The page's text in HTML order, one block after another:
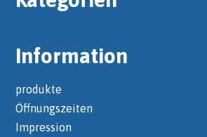
Information
produkte
Öffnungszeiten
Impression